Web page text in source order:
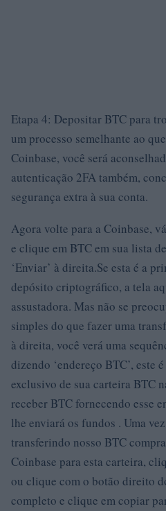
Etapa 4: Depositar BTC para
um processo semelhante ao
Coinbase, você será
autenticação 2FA também,
segurança extra à sua conta.
Agora volte para a Coinbase,
e clique em BTC em sua lista
‘Enviar’ à direita.Se esta é a
depósito criptográfico, a tela
assustadora. Mas não se
simples do que fazer uma
à direita, você verá uma
dizendo ‘endereço BTC’, este
exclusivo de sua carteira BTC
receber BTC fornecendo esse
lhe enviará os fundos . Uma
transferindo nosso BTC
Coinbase para esta carteira,
ou clique com o botão direito
completo e clique em copiar